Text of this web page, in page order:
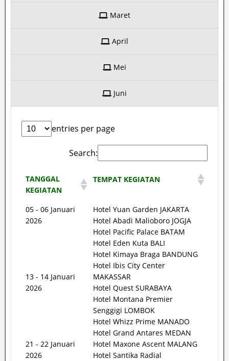
Maret
April
Mei
Juni
entries per page
Search:
TANGGAL
KEGIATAN
TEMPAT KEGIATAN
05 - 06 Januari
2026
13 - 14 Januari
2026
21 - 22 Januari
2026
Hotel Yuan Garden JAKARTA
Hotel Abadi Malioboro JOGJA
Hotel Pacific Palace BATAM
Hotel Eden Kuta BALI
Hotel Kimaya Braga BANDUNG
Hotel Ibis City Center
MAKASSAR
Hotel Quest SURABAYA
Hotel Montana Premier
Senggigi LOMBOK
Hotel Whizz Prime MANADO
Hotel Grand Antares MEDAN
Hotel Maxone Ascent MALANG
Hotel Santika Radial